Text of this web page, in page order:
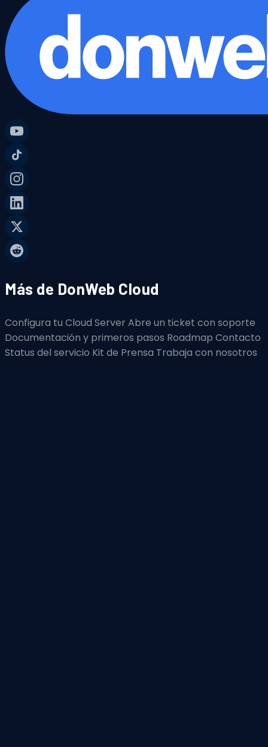
Más de DonWeb Cloud
Configura tu Cloud Server Abre un ticket con soporte
Documentación y primeros pasos Roadmap Contacto
Status del servicio Kit de Prensa Trabaja con nosotros